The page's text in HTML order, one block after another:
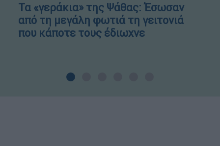
Τα «γεράκια» της Ψάθας: Έσωσαν
από τη μεγάλη φωτιά τη γειτονιά
που κάποτε τους έδιωχνε